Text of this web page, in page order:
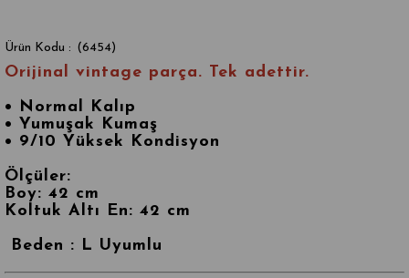
(6454)
Orijinal vintage parça. Tek adettir.
• Normal Kalıp
• Yumuşak Kumaş
• 9/10 Yüksek Kondisyon
Ölçüler:
Boy: 42 cm
Koltuk Altı En: 42 cm
Beden : L Uyumlu